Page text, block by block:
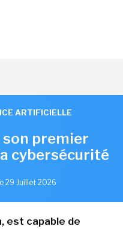
ARTIFICIELLE
premier
cybersécurité
29 Juillet 2026
est capable de